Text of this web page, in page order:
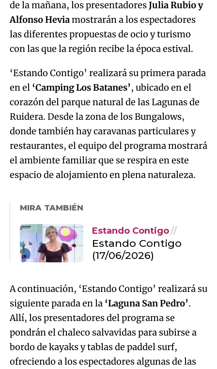
de la mañana, los presentadoresJulia Rubio y
Alfonso Heviamostrarán a los espectadores
las diferentes propuestas de ocio y turismo
con las que la región recibe la época estival.
‘Estando Contigo’ realizará su primera parada
en el ‘Camping Los Batanes’, ubicado en el
corazón del parque natural de las Lagunas de
Ruidera. Desde la zona de los Bungalows,
donde también hay caravanas particulares y
restaurantes, el equipo del programa mostrará
el ambiente familiar que se respira en este
espacio de alojamiento en plena naturaleza.
MIRA TAMBIÉN
Estando Contigo
Estando Contigo
(17/06/2026)
A continuación, ‘Estando Contigo’ realizará su
siguiente parada en la ‘Laguna San Pedro’.
Allí, los presentadores del programa se
pondrán el chaleco salvavidas para subirse a
bordo de kayaks y tablas de paddel surf,
ofreciendo a los espectadores algunas de las